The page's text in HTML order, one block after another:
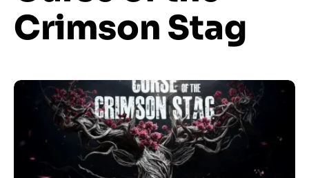
Crimson Stag